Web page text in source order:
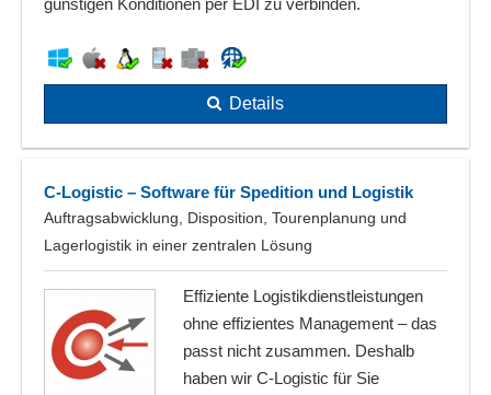
günstigen Konditionen per EDI zu verbinden.
Details
C-Logistic – Software für Spedition und Logistik
Auftragsabwicklung, Disposition, Tourenplanung und
Lagerlogistik in einer zentralen Lösung
Effiziente Logistikdienstleistungen
ohne effizientes Management – das
passt nicht zusammen. Deshalb
haben wir C-Logistic für Sie